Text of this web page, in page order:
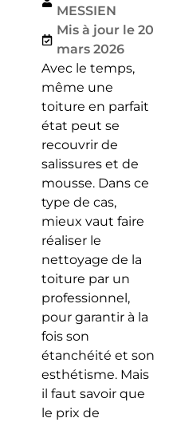
MESSIEN
Mis à jour le 20
mars 2026
Avec le temps,
même une
toiture en parfait
état peut se
recouvrir de
salissures et de
mousse. Dans ce
type de cas,
mieux vaut faire
réaliser le
nettoyage de la
toiture par un
professionnel,
pour garantir à la
fois son
étanchéité et son
esthétisme. Mais
il faut savoir que
le prix de